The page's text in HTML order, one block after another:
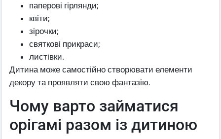
паперові гірлянди;
квіти;
зірочки;
святкові прикраси;
листівки.
Дитина може самостійно створювати елементи
декору та проявляти свою фантазію.
Чому варто займатися
орігамі разом із дитиною